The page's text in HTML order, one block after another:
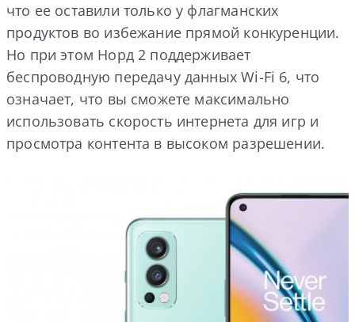
что ее оставили только у флагманских
продуктов во избежание прямой конкуренции.
Но при этом Норд 2 поддерживает
беспроводную передачу данных Wi-Fi 6, что
означает, что вы сможете максимально
использовать скорость интернета для игр и
просмотра контента в высоком разрешении.